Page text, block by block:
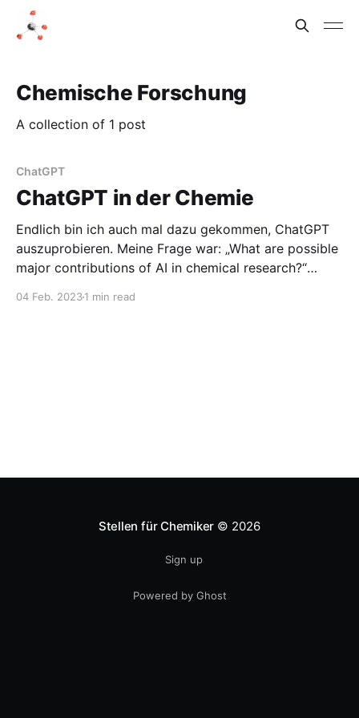
Chemische Forschung
A collection of 1 post
ChatGPT
ChatGPT in der Chemie
Endlich bin ich auch mal dazu gekommen, ChatGPT
auszuprobieren. Meine Frage war: „What are possible
major contributions of AI in chemical research?“
04 Feb. 20231 min read
Stellen für Chemiker © 2026
Sign up
Powered by Ghost